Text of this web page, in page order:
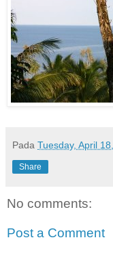
Pada Tuesday, April
Share
No comments:
Post a Comment